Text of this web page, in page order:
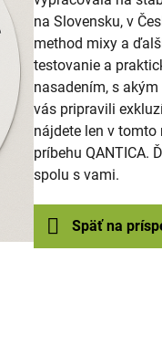
na Slovensku, v
method mixy a
testovanie a
nasadením, s
vás pripravili
nájdete len v
príbehu QANTICA.
spolu s vami.
Späť na